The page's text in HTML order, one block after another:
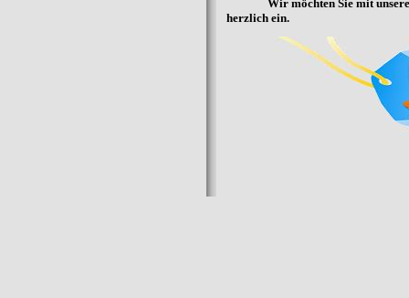
Wir möchten Sie mit
herzlich ein.